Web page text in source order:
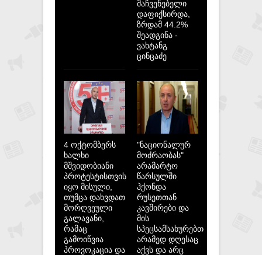
მაჩვენებელი
დაფიქსირდა,
ზრდამ 44.2%
შეადგინა -
ვახტანგ
ცინცაძე
4 ოქტომბერს
ხალხი
მშვიდობიანი
პროტესტისთვის
იყო მისული,
თუმცა დახვდათ
მორღვეული
გალავანი,
რამაც
გამოიწვია
პროვოკაცია და
"ნაციონალურ
მოძრაობას"
არამარტო
წარსულში
ჰქონდა
რუსეთთან
კავშირები და
მის
სპეცსამსახურებთან,
არამედ დღესაც
აქვს და არც